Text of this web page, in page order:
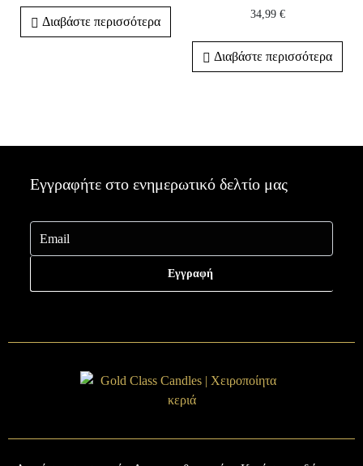
Διαβάστε περισσότερα
34,99 €
Διαβάστε περισσότερα
Εγγραφήτε στο ενημερωτικό δελτίο μας
Εγγραφή